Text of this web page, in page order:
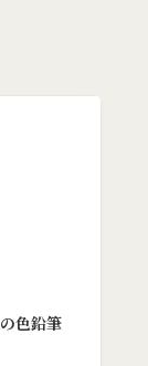
色鉛筆